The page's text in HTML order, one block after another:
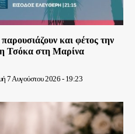
και φέτος την
Τσόκα στη Μαρίνα
7 Αυγούστου 2026 - 19:23